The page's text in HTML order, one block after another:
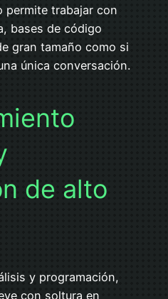
permite trabajar con
bases de código
gran tamaño como si
única conversación.
de alto
y programación,
con soltura en